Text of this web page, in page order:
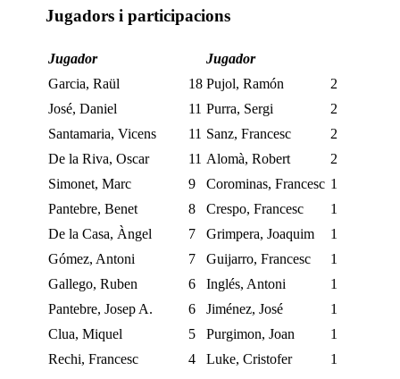
Jugadors i participacions
Jugador
Jugador
Garcia, Raül
18 Pujol, Ramón
2
José, Daniel
11 Purra, Sergi
2
Santamaria, Vicens
11 Sanz, Francesc
2
De la Riva, Oscar
11 Alomà, Robert
2
Simonet, Marc
9 Corominas, Francesc 1
Pantebre, Benet
8 Crespo, Francesc
1
De la Casa, Àngel
7 Grimpera, Joaquim
1
Gómez, Antoni
7 Guijarro, Francesc
1
Gallego, Ruben
6 Inglés, Antoni
1
Pantebre, Josep A.
6 Jiménez, José
1
Clua, Miquel
5 Purgimon, Joan
1
Rechi, Francesc
4 Luke, Cristofer
1